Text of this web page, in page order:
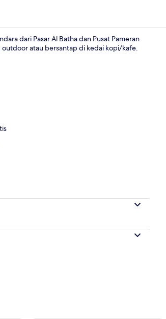
Asap Rokok (Dining Table) | Fasilitas kamar
Kamar
dari Pasar Al Batha dan Pusat Pameran
outdoor atau bersantap di kedai kopi/kafe.